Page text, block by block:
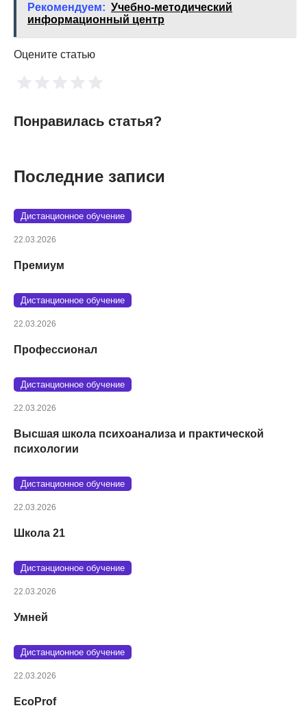
Рекомендуем: Учебно-методический
информационный центр
Оцените статью
Понравилась статья?
Последние записи
Дистанционное обучение
22.03.2026
Премиум
Дистанционное обучение
22.03.2026
Профессионал
Дистанционное обучение
22.03.2026
Высшая школа психоанализа и практической
психологии
Дистанционное обучение
22.03.2026
Школа 21
Дистанционное обучение
22.03.2026
Умней
Дистанционное обучение
22.03.2026
EcoProf